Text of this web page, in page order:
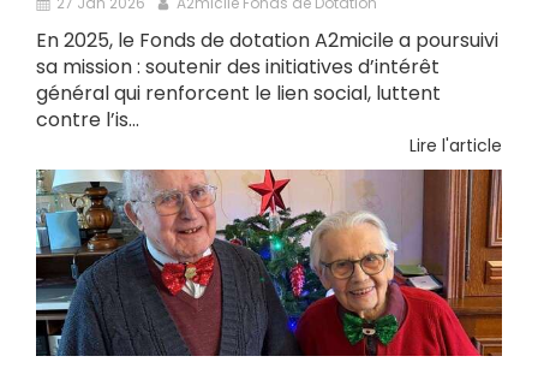
En 2025, le Fonds de dotation A2micile a poursuivi
sa mission : soutenir des initiatives d’intérêt
général qui renforcent le lien social, luttent
contre l’is...
Lire l'article